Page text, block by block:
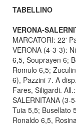
TABELLINO
VERONA-
MARCATORI: 22'
VERONA (4-3-3):
6,5, Souprayen 6;
Romulo 6,5;
6), Pazzini 7. A
Fares, Siligardi.
SALERNITANA (3-
Tuia 5,5; Busellato
Ronaldo 6,5,